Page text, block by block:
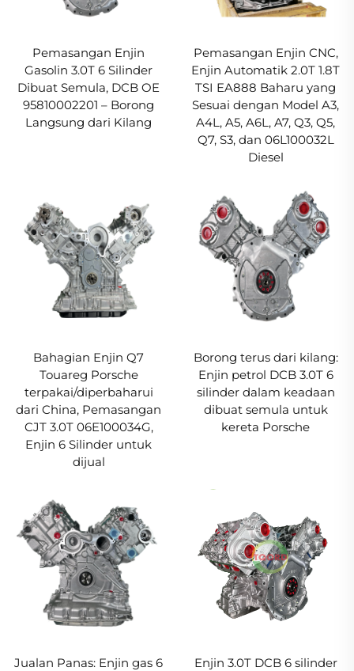
Pemasangan Enjin
Gasolin 3.0T 6 Silinder
Dibuat Semula, DCB OE
95810002201 – Borong
Langsung dari Kilang
Pemasangan Enjin CNC,
Enjin Automatik 2.0T 1.8T
TSI EA888 Baharu yang
Sesuai dengan Model A3,
A4L, A5, A6L, A7, Q3, Q5,
Q7, S3, dan 06L100032L
Diesel
Bahagian Enjin Q7
Touareg Porsche
terpakai/diperbaharui
dari China, Pemasangan
CJT 3.0T 06E100034G,
Enjin 6 Silinder untuk
dijual
Borong terus dari kilang:
Enjin petrol DCB 3.0T 6
silinder dalam keadaan
dibuat semula untuk
kereta Porsche
Jualan Panas: Enjin gas 6
Enjin 3.0T DCB 6 silinder